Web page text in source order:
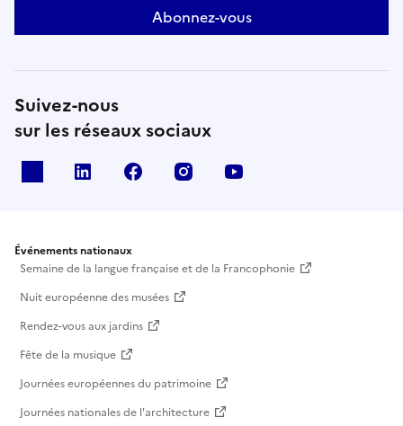
Abonnez-vous
Suivez-nous
sur les réseaux sociaux
Linkedin Facebook Instagram
Événements nationaux
Semaine de la langue française et de la Francophonie
Nuit européenne des musées
Rendez-vous aux jardins
Fête de la musique
Journées européennes du patrimoine
Journées nationales de l'architecture